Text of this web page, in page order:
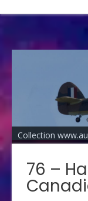
Collection
76 –